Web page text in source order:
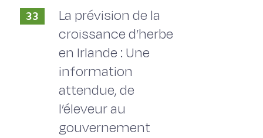
33
La prévision de la
croissance d’herbe
en Irlande : Une
information
attendue, de
l’éleveur au
gouvernement